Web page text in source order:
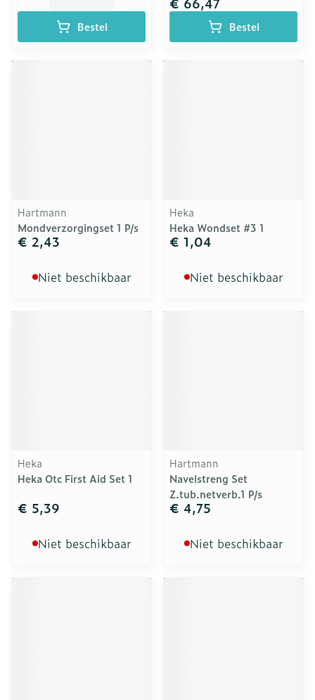
Bestel Bestel
Hartmann
Mondverzorgingset 1 P/s
€ 2,43
Niet beschikbaar
Heka
Heka Wondset #3 1
€ 1,04
Niet beschikbaar
Heka
Heka Otc First Aid Set 1
€ 5,39
Niet beschikbaar
Hartmann
Navelstreng Set
Z.tub.netverb.1 P/s
€ 4,75
Niet beschikbaar